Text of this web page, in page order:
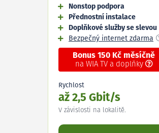
Nonstop podpora
Přednostní instalace
Doplňkové služby se slevou
Bezpečný internet zdarma
Bonus 150 Kč měsíčně
na WIA TV a doplňky
Rychlost
až 2,5 Gbit/s
V závislosti na lokalitě.